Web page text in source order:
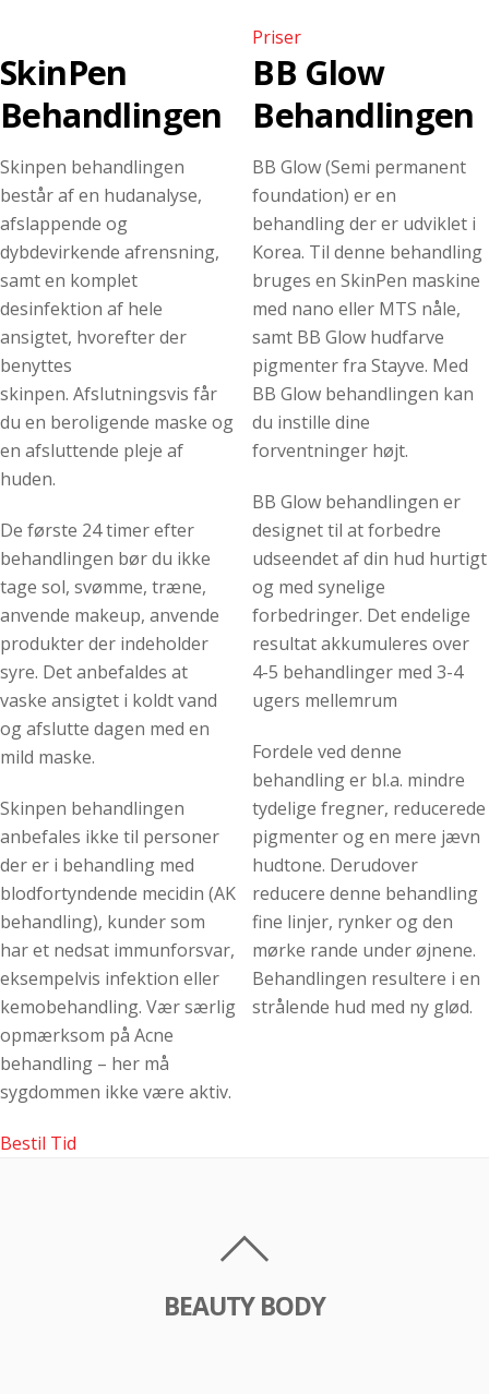
Priser
SkinPen
Behandlingen
Skinpen behandlingen
består af en hudanalyse,
afslappende og
dybdevirkende afrensning,
samt en komplet
desinfektion af hele
ansigtet, hvorefter der
benyttes
skinpen. Afslutningsvis får
du en beroligende maske og
en afsluttende pleje af
huden.
De første 24 timer efter
behandlingen bør du ikke
tage sol, svømme, træne,
anvende makeup, anvende
produkter der indeholder
syre. Det anbefaldes at
vaske ansigtet i koldt vand
og afslutte dagen med en
mild maske.
Skinpen behandlingen
anbefales ikke til personer
der er i behandling med
blodfortyndende mecidin (AK
behandling), kunder som
har et nedsat immunforsvar,
eksempelvis infektion eller
kemobehandling. Vær særlig
opmærksom på Acne
behandling – her må
sygdommen ikke være aktiv.
Bestil Tid
BB Glow
Behandlingen
BB Glow (Semi permanent
foundation) er en
behandling der er udviklet i
Korea. Til denne behandling
bruges en SkinPen maskine
med nano eller MTS nåle,
samt BB Glow hudfarve
pigmenter fra Stayve. Med
BB Glow behandlingen kan
du instille dine
forventninger højt.
BB Glow behandlingen er
designet til at forbedre
udseendet af din hud hurtigt
og med synelige
forbedringer. Det endelige
resultat akkumuleres over
4-5 behandlinger med 3-4
ugers mellemrum
Fordele ved denne
behandling er bl.a. mindre
tydelige fregner, reducerede
pigmenter og en mere jævn
hudtone. Derudover
reducere denne behandling
fine linjer, rynker og den
mørke rande under øjnene.
Behandlingen resultere i en
strålende hud med ny glød.
BEAUTY BODY